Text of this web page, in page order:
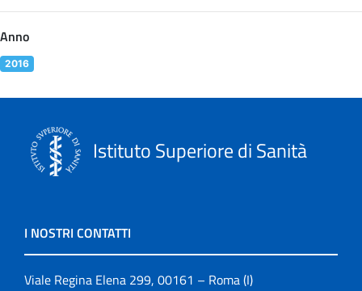
Anno
2016
Istituto Superiore di Sanità
I NOSTRI CONTATTI
Viale Regina Elena 299, 00161 – Roma (I)